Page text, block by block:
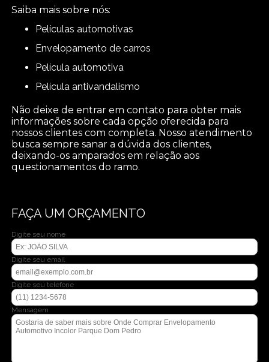
Saiba mais sobre nós:
películas automotivas
envelopamento de carros
película automotiva
película antivandalismo
Não deixe de entrar em contato para obter mais
informações sobre cada opção oferecida para
nossos clientes com completa. Nosso atendimento
busca sempre sanar a dúvida dos clientes,
deixando-os amparados em relação aos
questionamentos do ramo.
FAÇA UM ORÇAMENTO
Digite seu nome
Digite seu email
Digite seu telefone
Mensagem